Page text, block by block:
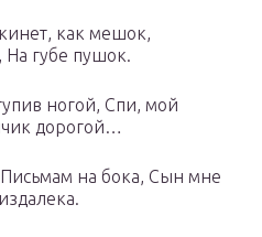
как мешок,
губе пушок.
ногой, Спи, мой
дорогой…
на бока, Сын мне